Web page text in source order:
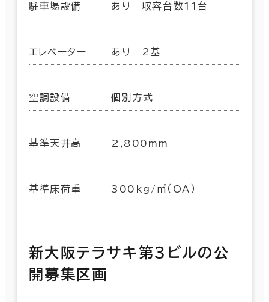
駐車場設備 あり 収容台数11台
エレベーター あり 2基
空調設備 個別方式
基準天井高 2,800mm
基準床荷重 300kg/㎡（OA）
新大阪テラサキ第３ビルの公
開募集区画